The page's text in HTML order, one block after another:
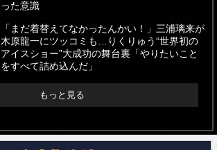
った意識
「まだ着替えてなかったんかい！」三浦璃来が
木原龍一にツッコミも…りくりゅう“世界初の
アイスショー”大成功の舞台裏「やりたいこと
をすべて詰め込んだ」
もっと見る